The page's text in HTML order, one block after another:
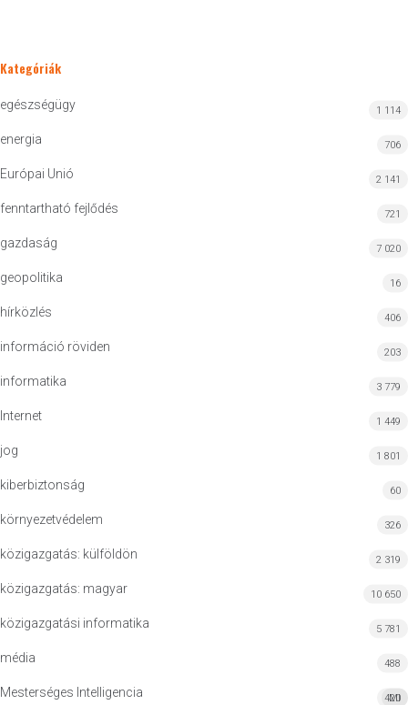
Kategóriák
egészségügy 1 114
energia 706
Európai Unió 2 141
fenntartható fejlődés 721
gazdaság 7 020
geopolitika 16
hírközlés 406
információ röviden 203
informatika 3 779
Internet 1 449
jog 1 801
kiberbiztonság 60
környezetvédelem 326
közigazgatás: külföldön 2 319
közigazgatás: magyar 10 650
közigazgatási informatika 5 781
média 488
Mesterséges Intelligencia MI
420